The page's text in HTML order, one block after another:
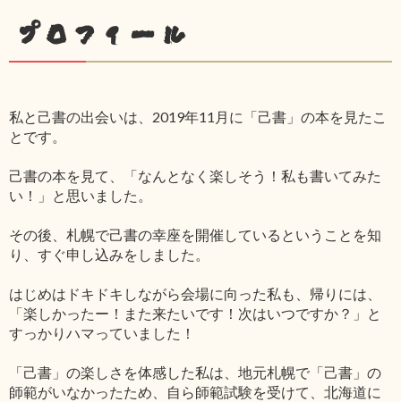
プロフィール
私と己書の出会いは、2019年11月に「己書」の本を見たこ
とです。
己書の本を見て、「なんとなく楽しそう！私も書いてみた
い！」と思いました。
その後、札幌で己書の幸座を開催しているということを知
り、すぐ申し込みをしました。
はじめはドキドキしながら会場に向った私も、帰りには、
「楽しかったー！また来たいです！次はいつですか？」と
すっかりハマっていました！
「己書」の楽しさを体感した私は、地元札幌で「己書」の
師範がいなかったため、自ら師範試験を受けて、北海道に